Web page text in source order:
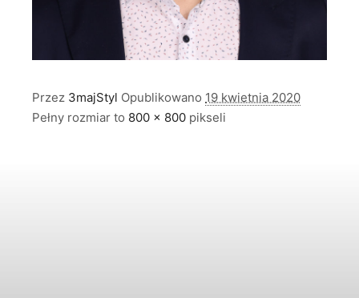
Przez 3majStyl Opublikowano 19 kwietnia 2020
Pełny rozmiar to 800 × 800 pikseli